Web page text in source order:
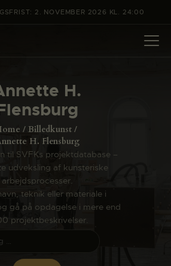
2. NOVEMBER 2026 KL. 24:00
H.
Billedkunst
H. Flensburg
til SVFKs projektdatabase –
udveksling af kunsteriske
arbejdsprocesser.
teknik eller materiale i
gå på opdagelse i mere end
projektbeskrivelser.